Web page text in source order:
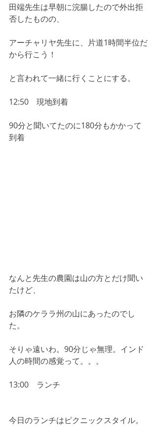
田端先生は早朝に浣腸したので外出拒
否したものの、
アーチャリヤ先生に、片道1時間半位だ
から行こう！
と言われて一緒に行くことにする。
12:50　現地到着
90分と聞いてたのに180分もかかって
到着
なんと先生の農園は山の方とだけ聞い
たけど、
お隣のケララ州の山にあったのでし
た。
そりゃ遠いわ。90分じゃ無理。インド
人の時間の感覚って。。。
13:00　ランチ
今日のランチはピクニックスタイル。